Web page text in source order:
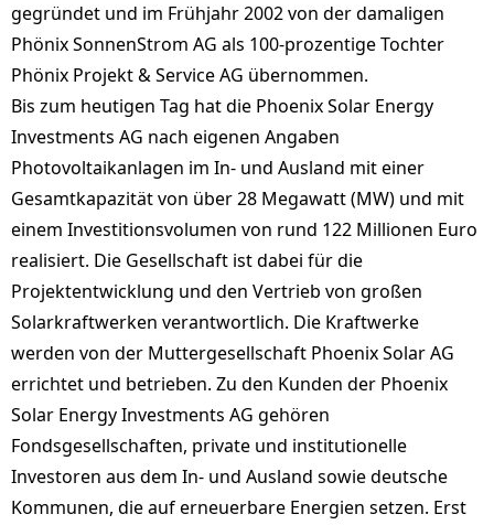
gegründet und im Frühjahr 2002 von der damaligen
Phönix SonnenStrom AG als 100-prozentige Tochter
Phönix Projekt & Service AG übernommen.
Bis zum heutigen Tag hat die Phoenix Solar Energy
Investments AG nach eigenen Angaben
Photovoltaikanlagen im In- und Ausland mit einer
Gesamtkapazität von über 28 Megawatt (MW) und mit
einem Investitionsvolumen von rund 122 Millionen Euro
realisiert. Die Gesellschaft ist dabei für die
Projektentwicklung und den Vertrieb von großen
Solarkraftwerken verantwortlich. Die Kraftwerke
werden von der Muttergesellschaft Phoenix Solar AG
errichtet und betrieben. Zu den Kunden der Phoenix
Solar Energy Investments AG gehören
Fondsgesellschaften, private und institutionelle
Investoren aus dem In- und Ausland sowie deutsche
Kommunen, die auf erneuerbare Energien setzen. Erst